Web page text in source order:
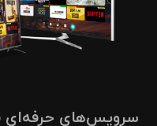
سرویس‌های